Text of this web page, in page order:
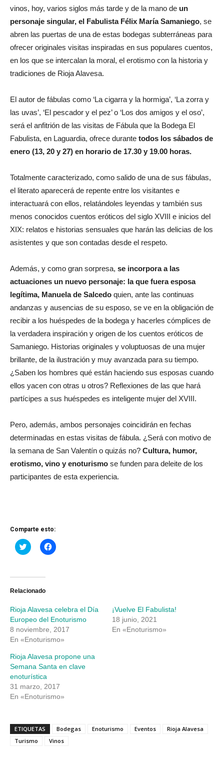
vinos, hoy, varios siglos más tarde y de la mano de un
personaje singular, el Fabulista Félix María Samaniego, se
abren las puertas de una de estas bodegas subterráneas para
ofrecer originales visitas inspiradas en sus populares cuentos,
en los que se intercalan la moral, el erotismo con la historia y
tradiciones de Rioja Alavesa.
El autor de fábulas como ‘La cigarra y la hormiga’, ‘La zorra y
las uvas’, ‘El pescador y el pez’ o ‘Los dos amigos y el oso’,
será el anfitrión de las visitas de Fábula que la Bodega El
Fabulista, en Laguardia, ofrece durante todos los sábados de
enero (13, 20 y 27) en horario de 17.30 y 19.00 horas.
Totalmente caracterizado, como salido de una de sus fábulas,
el literato aparecerá de repente entre los visitantes e
interactuará con ellos, relatándoles leyendas y también sus
menos conocidos cuentos eróticos del siglo XVIII e inicios del
XIX: relatos e historias sensuales que harán las delicias de los
asistentes y que son contadas desde el respeto.
Además, y como gran sorpresa, se incorpora a las
actuaciones un nuevo personaje: la que fuera esposa
legítima, Manuela de Salcedo quien, ante las continuas
andanzas y ausencias de su esposo, se ve en la obligación de
recibir a los huéspedes de la bodega y hacerles cómplices de
la verdadera inspiración y origen de los cuentos eróticos de
Samaniego. Historias originales y voluptuosas de una mujer
brillante, de la ilustración y muy avanzada para su tiempo.
¿Saben los hombres qué están haciendo sus esposas cuando
ellos yacen con otras u otros? Reflexiones de las que hará
partícipes a sus huéspedes es inteligente mujer del XVIII.
Pero, además, ambos personajes coincidirán en fechas
determinadas en estas visitas de fábula. ¿Será con motivo de
la semana de San Valentín o quizás no? Cultura, humor,
erotismo, vino y enoturismo se funden para deleite de los
participantes de esta experiencia.
Comparte esto:
Haz
clic
Twitter
abre
ventana
nueva)
Haz
clic
ventana
nueva)
Relacionado
Rioja Alavesa celebra el Día
Europeo del Enoturismo
8 noviembre, 2017
En «Enoturismo»
¡Vuelve El Fabulista!
18 junio, 2021
En «Enoturismo»
Rioja Alavesa propone una
Semana Santa en clave
enoturística
31 marzo, 2017
En «Enoturismo»
ETIQUETAS Bodegas Enoturismo Eventos
Rioja Alavesa
Turismo
Vinos